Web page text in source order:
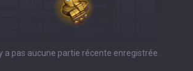
a pas aucune partie récente enregistrée.